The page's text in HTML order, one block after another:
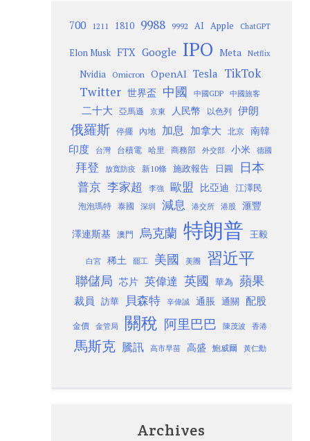
700 1211 1810 9988 9992 AI Apple ChatGPT
Elon Musk FTX Google IPO Meta Netflix
Nvidia Omicron OpenAI Tesla TikTok
Twitter 世界盃 中國 中國GDP 中國旅客
二十大 亞馬遜 京東 人民幣 以色列 伊朗
俄羅斯 停擺 內地 加息 加拿大 北京
南韓
印度
台灣 台積電 哈里 商務部 外交部 小米 德國
拜登 放寬防疫 新10條 施政報告 日圓 日本
普京 李家超 李強 歐盟 比亞迪 江澤民
泡泡瑪特 泰國 深圳 減息 港交所 港股 滙豐
澤連斯基 澳門 烏克蘭 特朗普 王毅
白宮 稀土 罷工 美國 美團 習近平
聯儲局 芯片 英偉達 英國 華為 蘋果
裁員 訪華 貝森特 辛偉誠 通脹 通關 配股
金價 金管局 關稅 阿里巴巴 陳茂波 香港
馬斯克 騰訊 高市早苗 高盛 鮑威爾 黃仁勳
Archives